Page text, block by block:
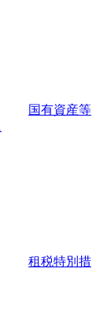
国有資産等
租税特別措